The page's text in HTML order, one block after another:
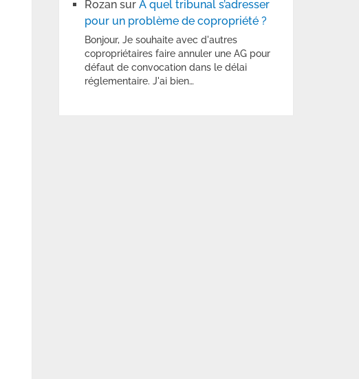
Rozan surA quel tribunal s’adresser
pour un problème de copropriété ?
Bonjour, Je souhaite avec d'autres
copropriétaires faire annuler une AG pour
défaut de convocation dans le délai
réglementaire. J'ai bien…